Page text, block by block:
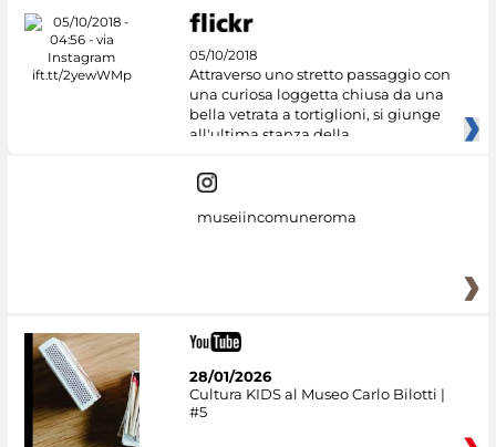
05/10/2018
Attraverso uno stretto passaggio con
una curiosa loggetta chiusa da una
bella vetrata a tortiglioni, si giunge
all'ultima stanza della
museiincomuneroma
28/01/2026
Cultura KIDS al Museo Carlo Bilotti |
#5